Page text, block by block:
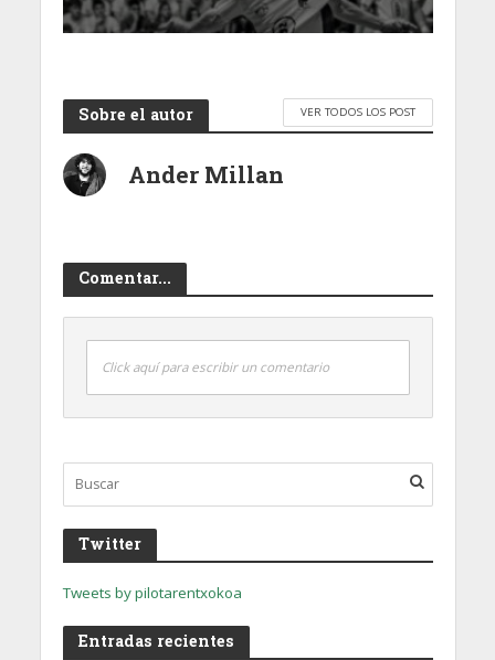
Sobre el autor VER TODOS LOS POST
Ander Millan
Comentar...
Click aquí para escribir un comentario
Twitter
Tweets by pilotarentxokoa
Entradas recientes